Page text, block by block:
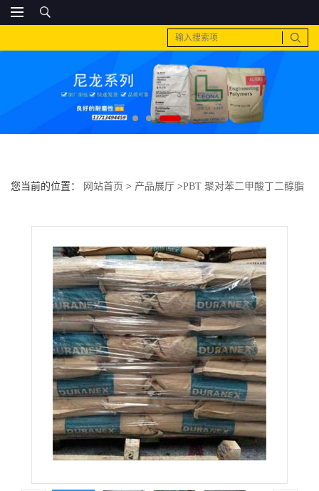
您当前的位置： 网站首页 > 产品展厅 >PBT 聚对苯二甲酸丁二醇脂